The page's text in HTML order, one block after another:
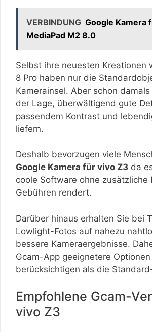
VERBINDUNG Google Kamera
MediaPad M2 8.0
Selbst ihre neuesten Kreationen
8 Pro haben nur die
Kamerainsel. Aber schon
der Lage, überwältigend gute
passendem Kontrast und
liefern.
Deshalb bevorzugen viele
Google Kamera für vivo Z3 da
coole Software ohne zusätzliche
Gebühren rendert.
Darüber hinaus erhalten Sie bei
Lowlight-Fotos auf nahezu
bessere Kameraergebnisse.
Gcam-App geeignetere Optionen
berücksichtigen als die
Empfohlene Gcam-
vivo Z3